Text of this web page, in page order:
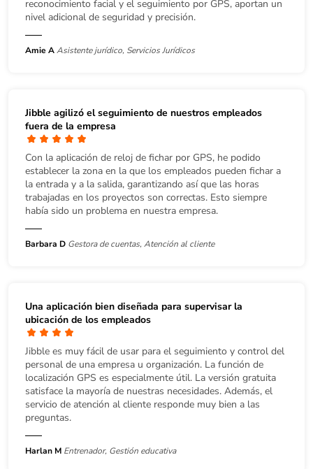
reconocimiento facial y el seguimiento por GPS, aportan un
nivel adicional de seguridad y precisión.
Amie AAsistente jurídico, Servicios Jurídicos
Jibble agilizó el seguimiento de nuestros empleados
fuera de la empresa
Con la aplicación de reloj de fichar por GPS, he podido
establecer la zona en la que los empleados pueden fichar a
la entrada y a la salida, garantizando así que las horas
trabajadas en los proyectos son correctas. Esto siempre
había sido un problema en nuestra empresa.
Barbara D Gestora de cuentas, Atención al cliente
Una aplicación bien diseñada para supervisar la
ubicación de los empleados
Jibble es muy fácil de usar para el seguimiento y control del
personal de una empresa u organización. La función de
localización GPS es especialmente útil. La versión gratuita
satisface la mayoría de nuestras necesidades. Además, el
servicio de atención al cliente responde muy bien a las
preguntas.
Harlan M Entrenador, Gestión educativa